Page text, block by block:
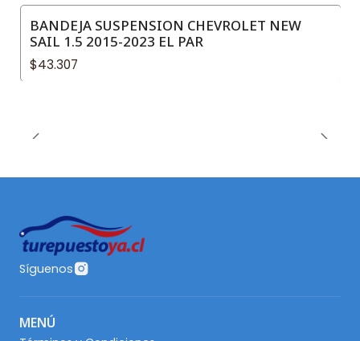
BANDEJA SUSPENSION CHEVROLET NEW
SAIL 1.5 2015-2023 EL PAR
$43.307
Síguenos
MENÚ